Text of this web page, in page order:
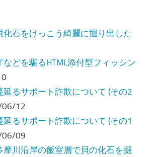
化石をけっこう綺麗に掘り出した
などを騙るHTML添付型フィッシン
延るサポート詐欺について (その2
12
延るサポート詐欺について (その1
09
摩川沿岸の飯室層で貝の化石を掘